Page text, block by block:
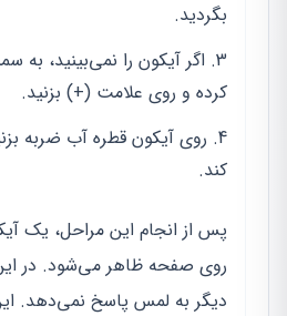
بگردید.
اگر آیکون را نمی‌بینید،
کرده و روی علامت (+) بزنید.
روی آیکون قطره آب ضربه
کند.
پس از انجام این مراحل، یک
روی صفحه ظاهر می‌شود. در
دیگر به لمس پاسخ نمی‌دهد.